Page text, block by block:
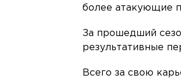
более атакующие
За прошедший
результативные
Всего за свою